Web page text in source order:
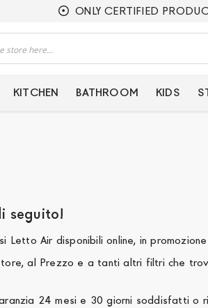
ONLY CERTIFIED
KITCHEN BATHROOM KIDS
Vendita letto air in offerta online. Scoprili di seguito!
, abbiamo riservato per te diversi Letto
a tanti altri filtri che troverai nella
sono Nuovi con garanzia 24 mesi e 30 giorni